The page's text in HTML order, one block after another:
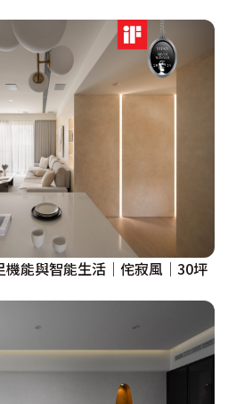
機能與智能生活│侘寂風│30坪